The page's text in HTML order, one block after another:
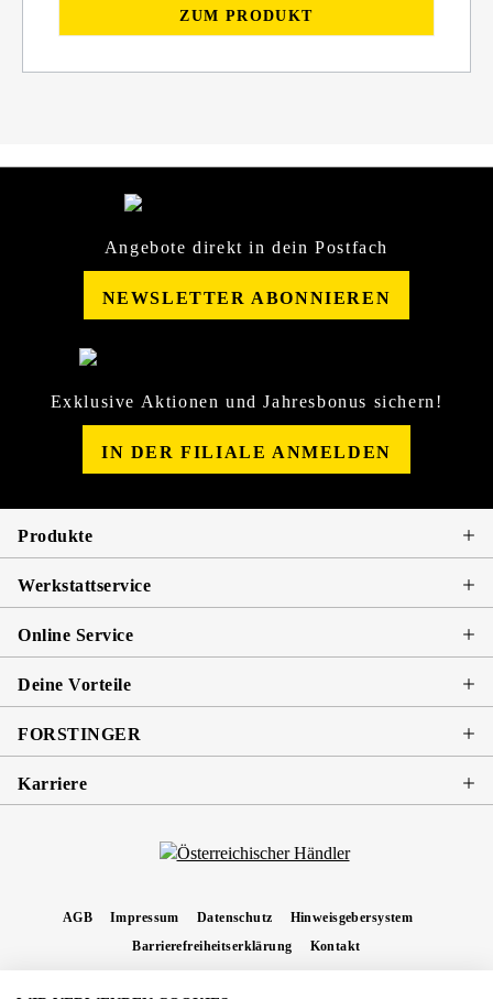
ZUM PRODUKT
Angebote direkt in dein Postfach
NEWSLETTER ABONNIEREN
Exklusive Aktionen und Jahresbonus sichern!
IN DER FILIALE ANMELDEN
Produkte
Werkstattservice
Online Service
Deine Vorteile
FORSTINGER
Karriere
AGB Impressum Datenschutz
Hinweisgebersystem
Barrierefreiheitserklärung
Kontakt